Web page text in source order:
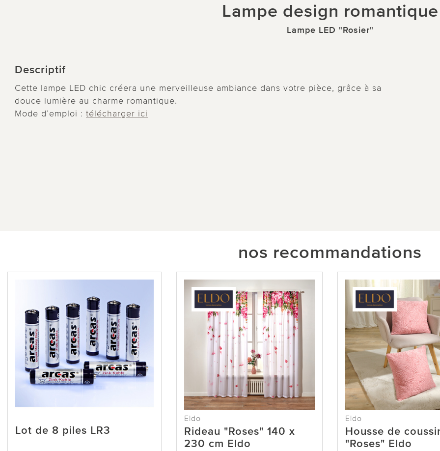
Lampe design romantique
Lampe LED "Rosier"
Descriptif
Cette lampe LED chic créera une merveilleuse ambiance dans votre pièce, grâce à sa
douce lumière au charme romantique.
Mode d’emploi : télécharger ici
nos recommandations
Lot de 8 piles LR3
Eldo
Rideau "Roses" 140 x
230 cm Eldo
Eldo
Housse de
"Roses" Eldo